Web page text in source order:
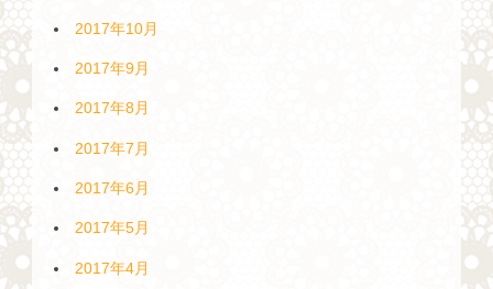
2017年10月
2017年9月
2017年8月
2017年7月
2017年6月
2017年5月
2017年4月